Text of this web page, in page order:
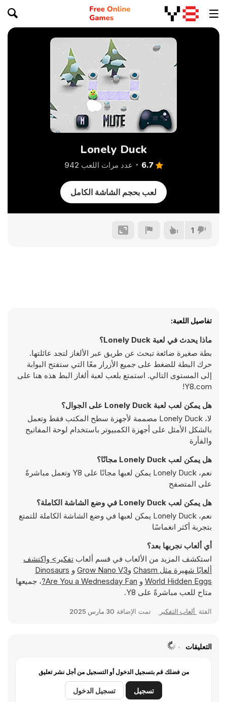
Lonely Duck
6.7 عدد مرات اللعب 942
لعب بحجم الشاشة الكامل
1
تفاصيل اللعبة:
ماذا يحدث في لعبة Lonely Duck؟
بطة صغيرة ضائعة تبحث عن طريق عبر الألغاز لتجد عائلتها.
حرك البطة للضغط على جميع الأزرار معًا التي ستفتح البوابة
إلى المستوى التالي. استمتع بلعب لعبة ألغاز البط هذه هنا على
Y8.com!
هل يمكن لعب لعبة Lonely Duck على الجوال؟
لا، Lonely Duck مصممة لأجهزة سطح المكتب فقط وتعمل
بالشكل الأمثل على أجهزة الكمبيوتر باستخدام لوحة المفاتيح
والفأرة
هل يمكن لعب Lonely Duck مجانًا؟
نعم، Lonely Duck يمكن لعبها مجانًا على Y8 وتعمل مباشرةً
على المتصفح
هل يمكن لعب Lonely Duck في وضع الشاشة الكاملة؟
نعم، Lonely Duck يمكن لعبها في وضع الشاشة الكاملة للتمتع
بتجربة أكثر انغماسًا
أي ألعاب نجربها بعد؟
استكشف المزيد من الألعاب في قسم ألعاب
تفكير> واكتشف
ألعابًا شهيرة مثل Chasm وGrow Nano V3 و Dinosaurs
World Hidden Eggs و Are You a Wednesday Fan? ، جميعها
متاح للعب مباشرةً على Y8.
الفئة ألعاب التفكير تمت الإضافة 30 مارس 2025
التعليقات
من فضلك قم بتسجيل الدخول أو التسجيل من أجل نشر تعليق
تسجيل تسجيل الدخول